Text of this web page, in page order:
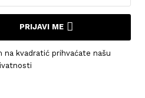
PRIJAVI ME
na kvadratić prihvaćate našu